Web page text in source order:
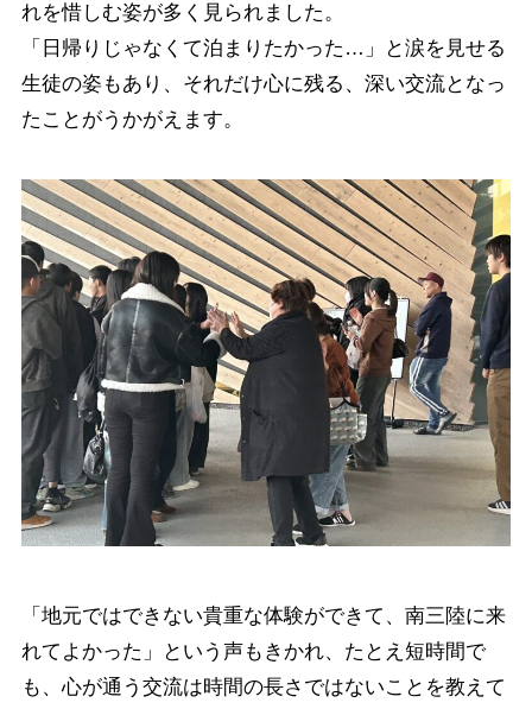
れを惜しむ姿が多く見られました。
「日帰りじゃなくて泊まりたかった…」と涙を見せる
生徒の姿もあり、それだけ心に残る、深い交流となっ
たことがうかがえます。
「地元ではできない貴重な体験ができて、南三陸に来
れてよかった」という声もきかれ、たとえ短時間で
も、心が通う交流は時間の長さではないことを教えて